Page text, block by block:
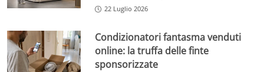
22 Luglio 2026
Condizionatori fantasma venduti
online: la truffa delle finte
sponsorizzate